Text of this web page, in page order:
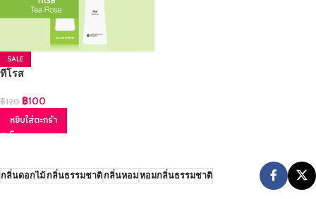
SALE
ทีโรส
฿120 ฿100
หยิบใส่ตะกร้า
กลิ่นดอกไม้กลิ่นธรรมชาติกลิ่นหอมหอมกลิ่นธรรมชาติ